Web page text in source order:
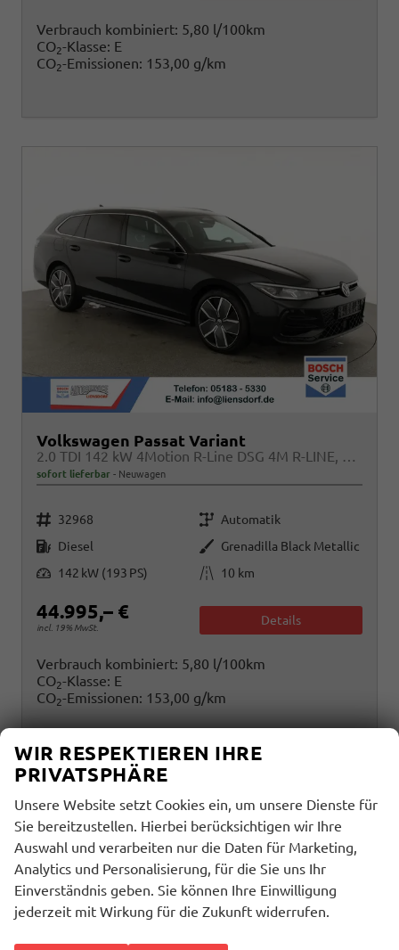
Verbrauch kombiniert: 5,80 l/100km
CO2-Klasse: E
CO2-Emissionen: 153,00 g/km
Volkswagen Passat Variant
2.0 TDI 142 kW 4Motion R-Line DSG 4M R-LINE, Pano, AHK, IQ.Light, HUD, 19-Zoll, AreaView, Navi, Side
sofort lieferbar Neuwagen
Fahrzeugnr. 32968 Getriebe Automatik
Kraftstoff Diesel Außenfarbe Grenadilla Black Metallic
Leistung
142 kW (193 PS) Kilometerstand 10 km
44.995,– €
incl. 19% MwSt.
Details
Verbrauch kombiniert: 5,80 l/100km
CO2-Klasse: E
CO2-Emissionen: 153,00 g/km
WIR RESPEKTIEREN IHRE
PRIVATSPHÄRE
Unsere Website setzt Cookies ein, um unsere Dienste für
Sie bereitzustellen. Hierbei berücksichtigen wir Ihre
Auswahl und verarbeiten nur die Daten für Marketing,
Analytics und Personalisierung, für die Sie uns Ihr
Einverständnis geben. Sie können Ihre Einwilligung
jederzeit mit Wirkung für die Zukunft widerrufen.